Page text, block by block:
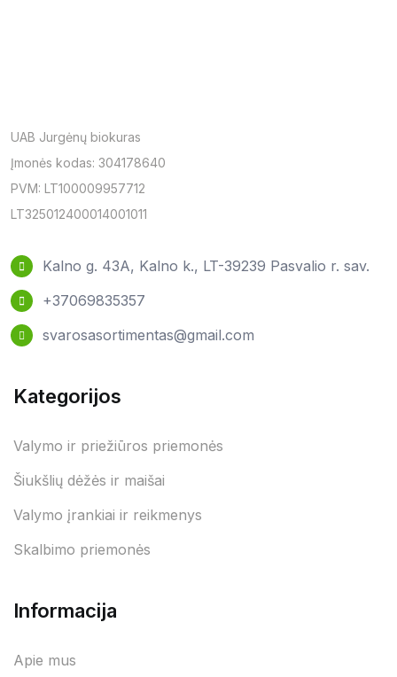
UAB Jurgėnų biokuras
Įmonės kodas: 304178640
PVM: LT100009957712
LT325012400014001011
Kalno g. 43A, Kalno k., LT-39239 Pasvalio r. sav.
+37069835357
svarosasortimentas@gmail.com
Kategorijos
Valymo ir priežiūros priemonės
Šiukšlių dėžės ir maišai
Valymo įrankiai ir reikmenys
Skalbimo priemonės
Informacija
Apie mus